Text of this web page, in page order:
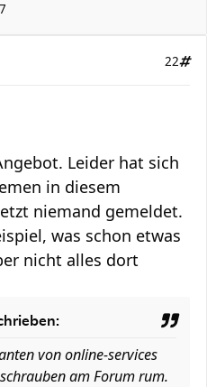
22
Leider hat sich
in diesem
niemand gemeldet.
was schon etwas
nicht alles dort
von online-services
am Forum rum.